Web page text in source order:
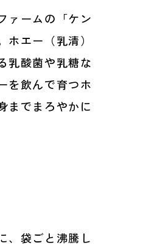
ァームの「ケン
エー（乳清）
乳酸菌や乳糖な
を飲んで育つホ
までまろやかに
、袋ごと沸騰し